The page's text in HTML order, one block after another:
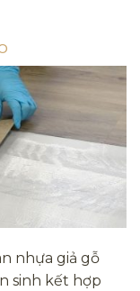
nhựa giả gỗ
sinh kết hợp